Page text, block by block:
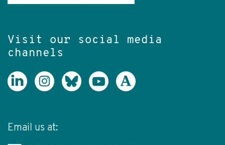
Visit our social media
channels
Email us at: